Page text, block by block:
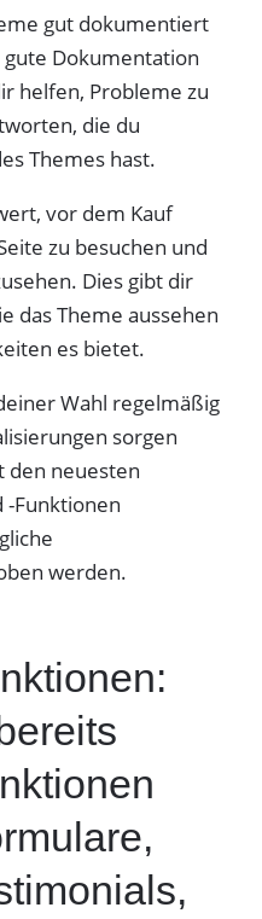
gut dokumentiert
Dokumentation
helfen, Probleme zu
die du
Themes hast.
vor dem Kauf
zu besuchen und
Dies gibt dir
das Theme aussehen
es bietet.
Wahl regelmäßig
sorgen
den neuesten
-Funktionen
werden.